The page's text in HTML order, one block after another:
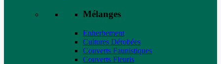
Mélanges
Enherbement
Cultures Dérobées
Couverts Faunistiques
Couverts Fleuris